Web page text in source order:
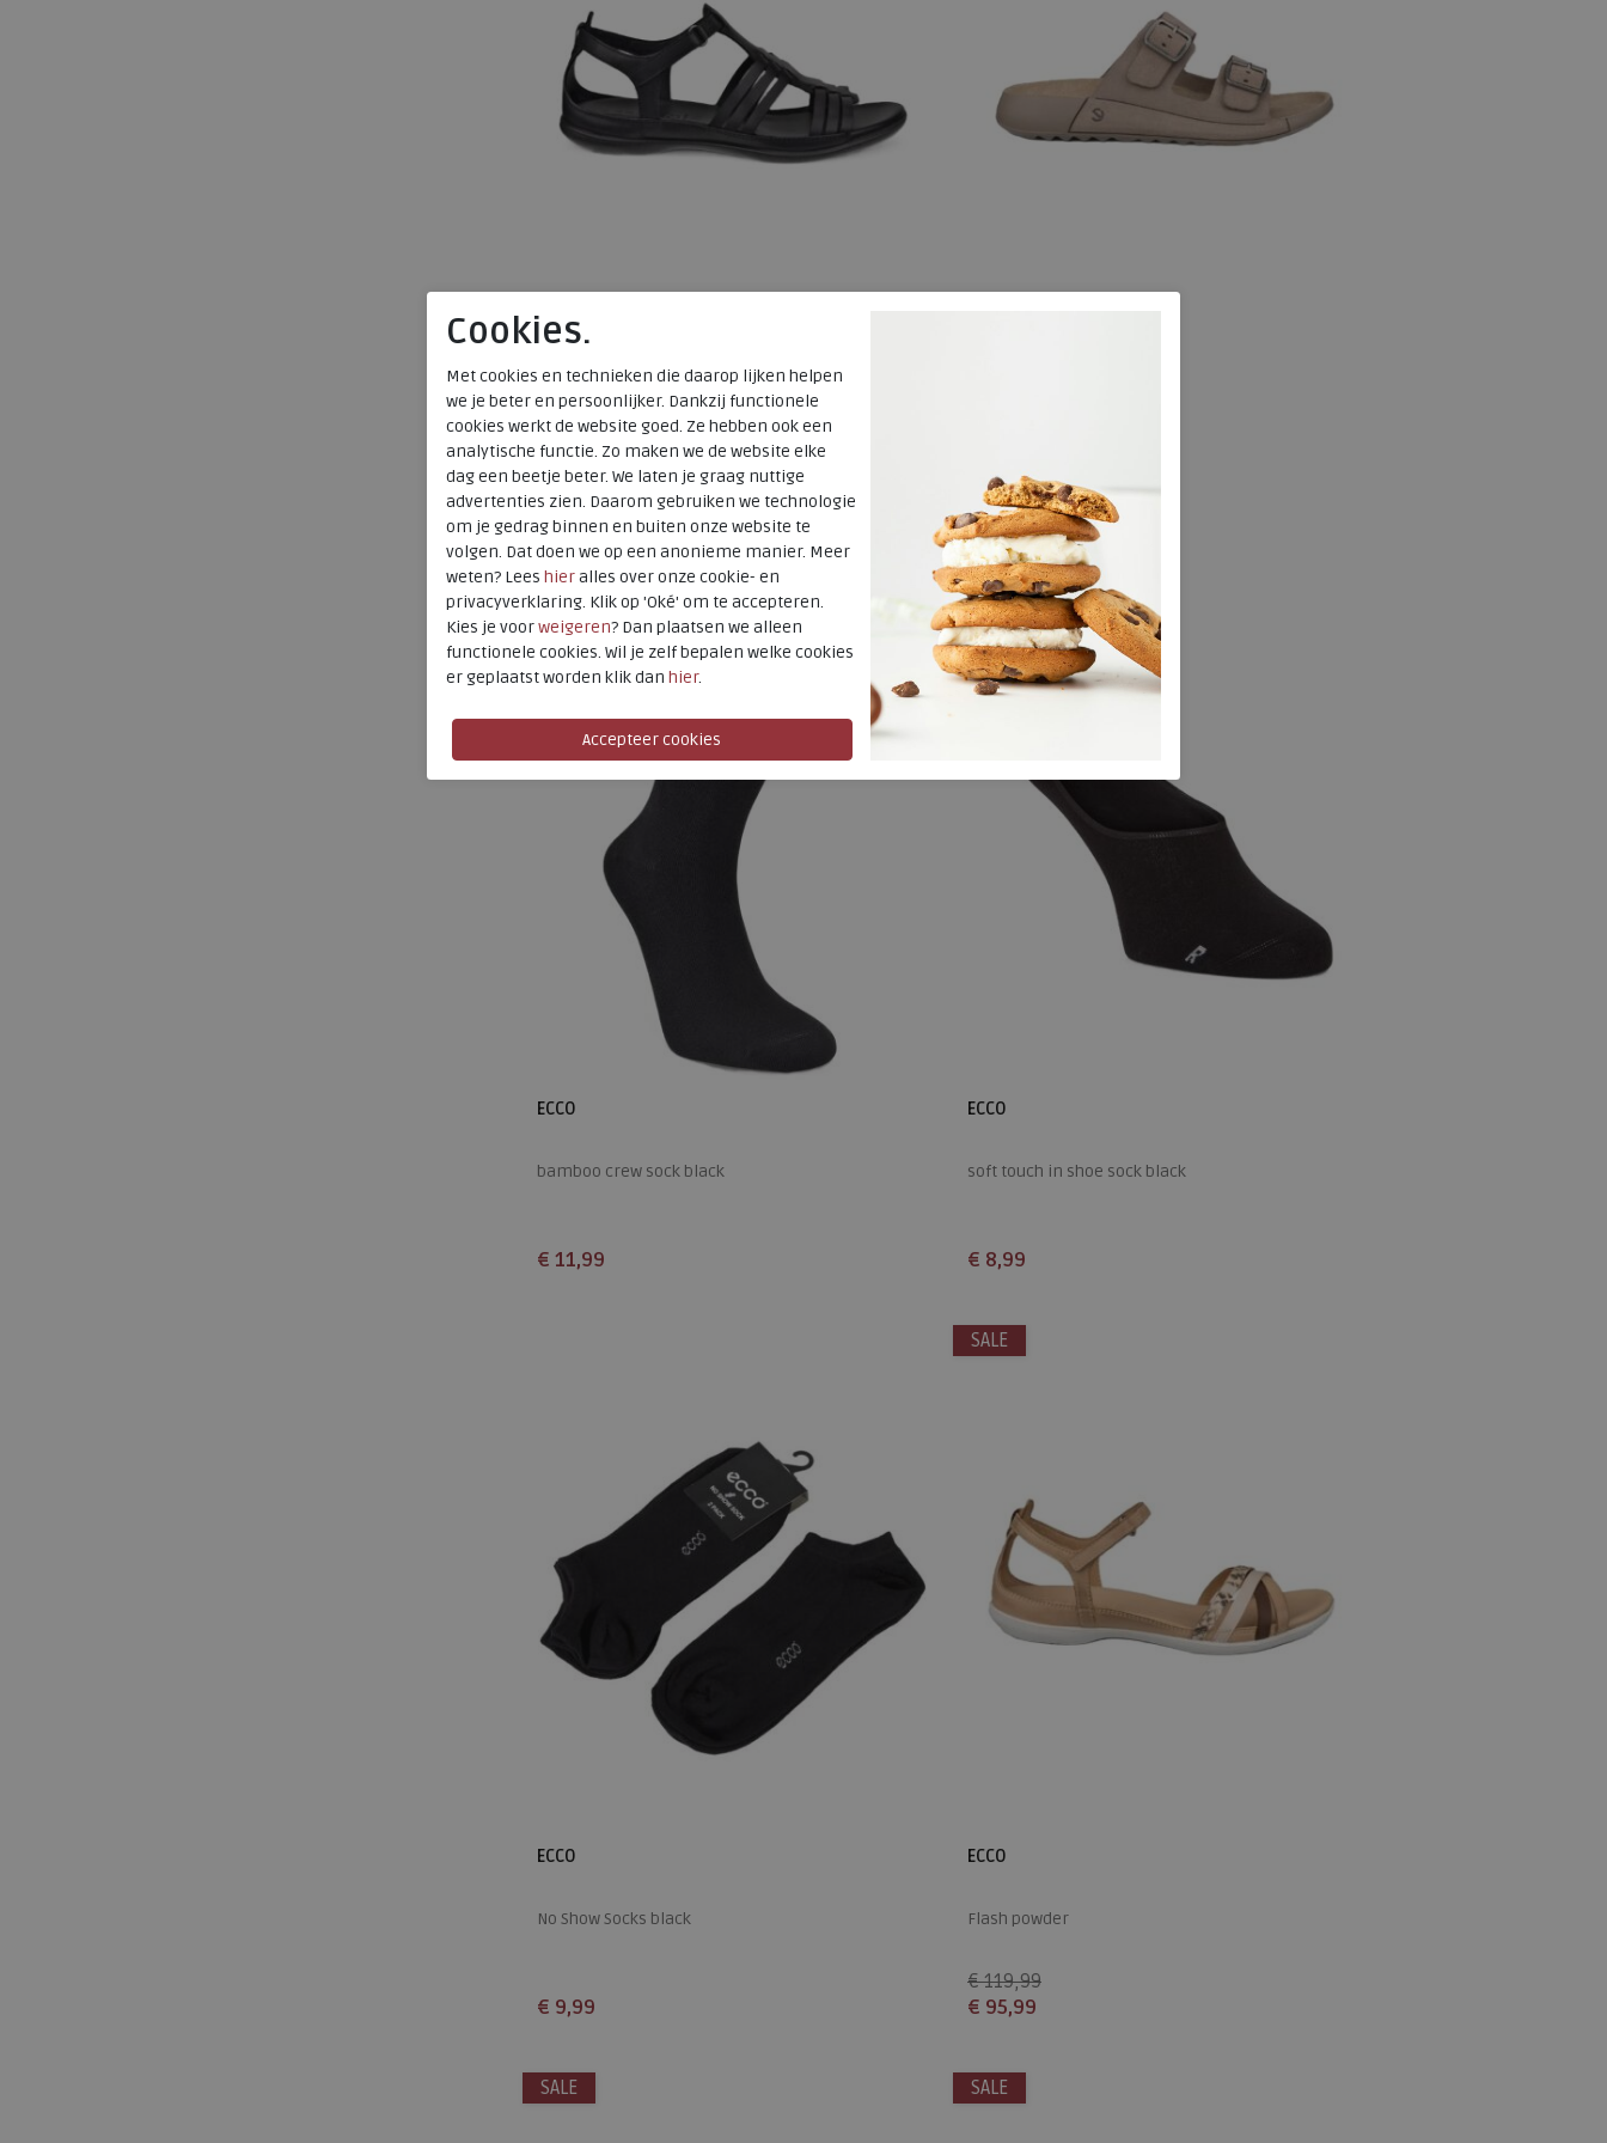
Flash black
€ 119,99
€ 95,99
Beschikbare maten
40 42
€ 109,99
€ 87,99
Beschikbare maten
37 39 40 41
ECCO
bamboo crew sock black
€ 11,99
ECCO
soft touch in shoe sock black
€ 8,99
35
ECCO
No Show Socks black
€ 9,99
36
SALE
ECCO
Flash powder
€ 119,99
€ 95,99
37
SALE SALE
Cookies.
Met cookies en technieken die daarop lijken helpen
we je beter en persoonlijker. Dankzij functionele
cookies werkt de website goed. Ze hebben ook een
analytische functie. Zo maken we de website elke
dag een beetje beter. We laten je graag nuttige
advertenties zien. Daarom gebruiken we technologie
om je gedrag binnen en buiten onze website te
volgen. Dat doen we op een anonieme manier. Meer
weten? Lees hieralles over onze cookie- en
privacyverklaring. Klik op 'Oké' om te accepteren.
Kies je voorweigeren? Dan plaatsen we alleen
functionele cookies. Wil je zelf bepalen welke cookies
er geplaatst worden klik dan hier.